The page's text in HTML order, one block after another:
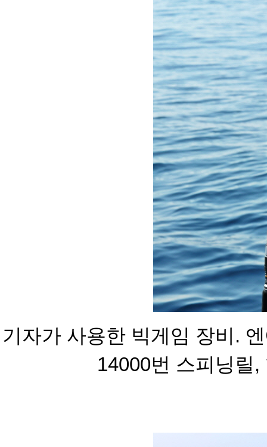
기자가 사용한 빅게임 장비.
14000번 스피닝릴,